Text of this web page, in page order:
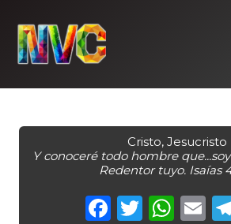
content
Cristo, Jesucristo
Y conoceré todo hombre
Redentor tuyo. Isaías